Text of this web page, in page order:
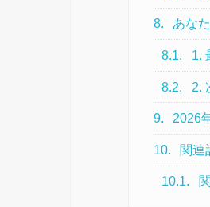
8. あな
8.1. 1.
8.2. 2.
9. 2026
10. 関連
10.1.